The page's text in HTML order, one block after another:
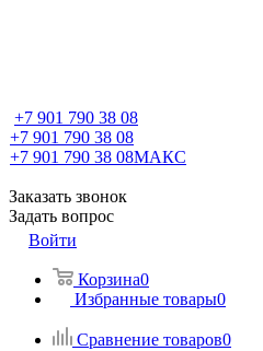
+7 901 790 38 08
+7 901 790 38 08
+7 901 790 38 08МАКС
Заказать звонок
Задать вопрос
Войти
Корзина0
Избранные товары0
Сравнение товаров0